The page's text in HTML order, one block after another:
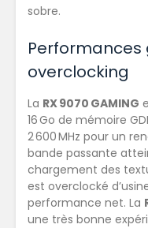
sobre.
Performances
overclocking
La RX 9070 GAMING
16 Go de mémoire
2 600 MHz pour un
bande passante
chargement des
est overclocké
performance net. La
une très bonne